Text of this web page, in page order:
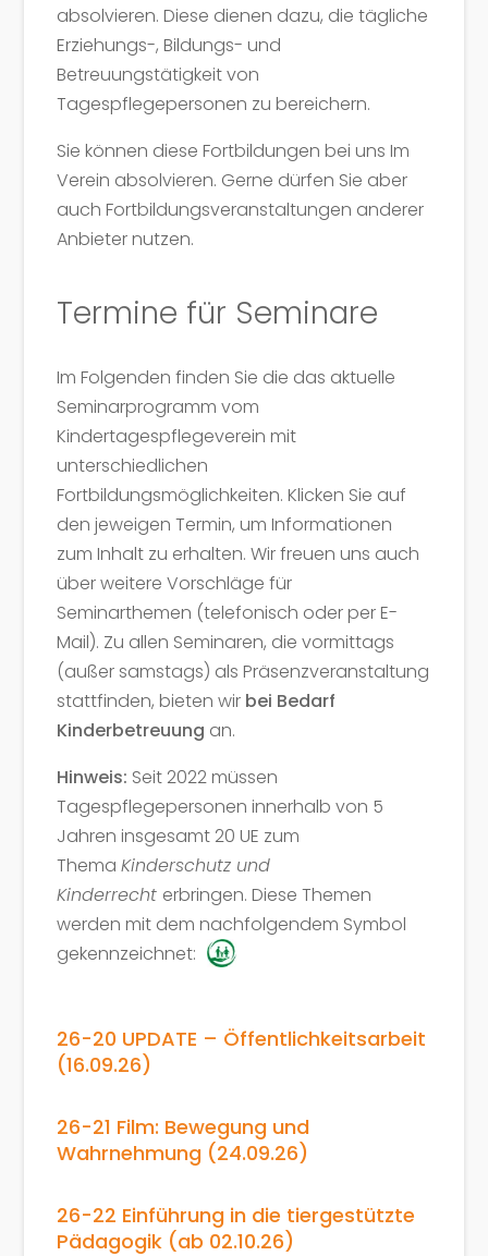
absolvieren. Diese dienen dazu, die tägliche
Erziehungs-, Bildungs- und
Betreuungstätigkeit von
Tagespflegepersonen zu bereichern.
Sie können diese Fortbildungen bei uns Im
Verein absolvieren. Gerne dürfen Sie aber
auch Fortbildungsveranstaltungen anderer
Anbieter nutzen.
Termine für Seminare
Im Folgenden finden Sie die das aktuelle
Seminarprogramm vom
Kindertagespflegeverein mit
unterschiedlichen
Fortbildungsmöglichkeiten. Klicken Sie auf
den jeweigen Termin, um Informationen
zum Inhalt zu erhalten. Wir freuen uns auch
über weitere Vorschläge für
Seminarthemen (telefonisch oder per E-
Mail). Zu allen Seminaren, die vormittags
(außer samstags) als Präsenzveranstaltung
stattfinden, bieten wir bei Bedarf
Kinderbetreuung an.
Hinweis: Seit 2022 müssen
Tagespflegepersonen innerhalb von 5
Jahren insgesamt 20 UE zum
ThemaKinderschutz und
Kinderrecht erbringen. Diese Themen
werden mit dem nachfolgendem Symbol
gekennzeichnet:
26-20 UPDATE – Öffentlichkeitsarbeit
(16.09.26)
26-21 Film: Bewegung und
Wahrnehmung (24.09.26)
26-22 Einführung in die tiergestützte
Pädagogik (ab 02.10.26)